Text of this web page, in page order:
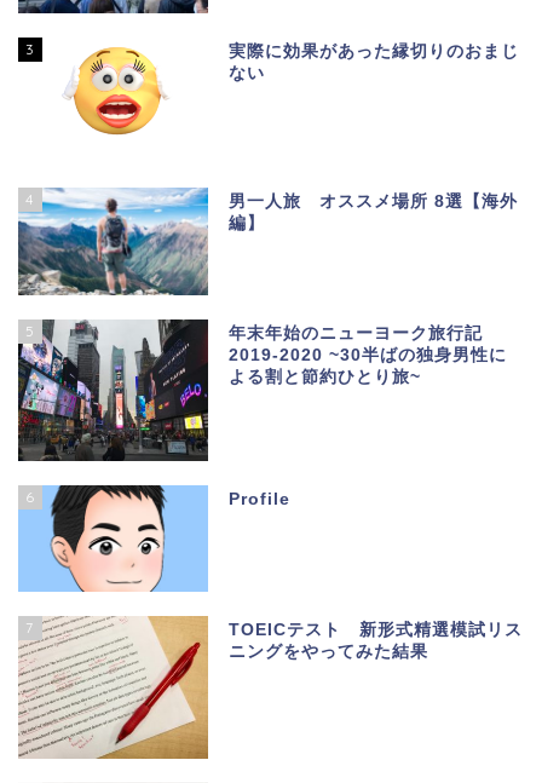
3
実際に効果があった縁切りのおまじ
ない
4
男一人旅 オススメ場所 8選【海外
編】
5
年末年始のニューヨーク旅行記
2019-2020 ~30半ばの独身男性に
よる割と節約ひとり旅~
6 Profile
7
TOEICテスト 新形式精選模試リス
ニングをやってみた結果